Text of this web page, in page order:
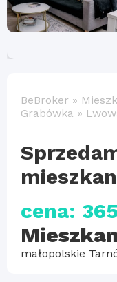
BeBroker »
Grabówka »
cena:
małopolskie